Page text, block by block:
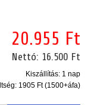
20.955 Ft
Nettó: 16.500 Ft
Kiszállítás: 1 nap
1905 Ft (1500+áfa)